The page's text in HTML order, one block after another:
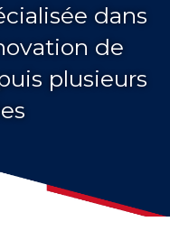
dans
de
plusieurs